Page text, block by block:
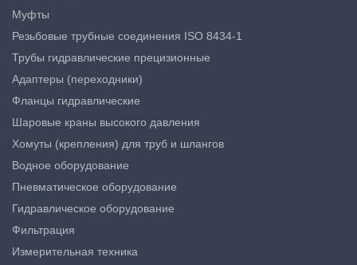
Муфты
Резьбовые трубные соединения ISO 8434-1
Трубы гидравлические прецизионные
Адаптеры (переходники)
Фланцы гидравлические
Шаровые краны высокого давления
Хомуты (крепления) для труб и шлангов
Водное оборудование
Пневматическое оборудование
Гидравлическое оборудование
Фильтрация
Измерительная техника